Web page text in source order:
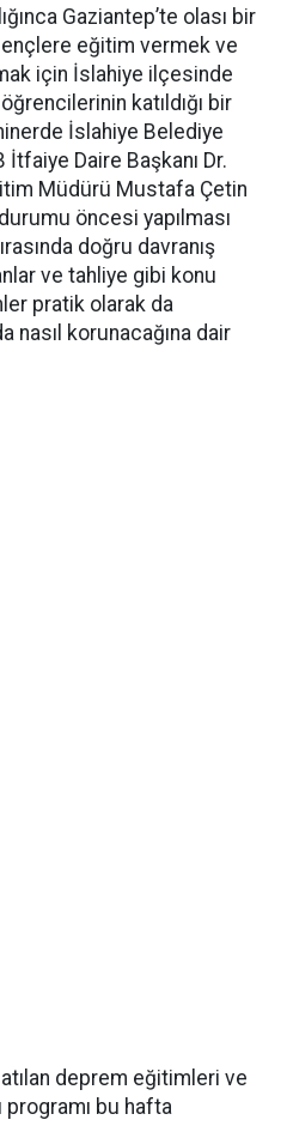
Gaziantep’te olası bir
eğitim vermek ve
için İslahiye ilçesinde
katıldığı bir
İslahiye Belediye
İtfaiye Daire Başkanı Dr.
Müdürü Mustafa Çetin
öncesi yapılması
doğru davranış
ve tahliye gibi konu
pratik olarak da
nasıl korunacağına dair
deprem eğitimleri ve
programı bu hafta